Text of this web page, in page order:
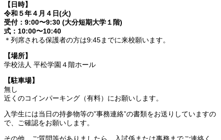
【日時】
令和５年４月４日(火)
受付：9:00〜9:30 (大分短期大学１階)
式：10:00〜10:40
＊列席される保護者の方は9:45までに来校願います。
【場所】
学校法人 平松学園４階ホール
【駐車場】
無し
近くのコインパーキング（有料）にお願いします。
入学生には当日の持参物等の”事務連絡”の書類をお送りしていますの
で、ご確認をお願いします。